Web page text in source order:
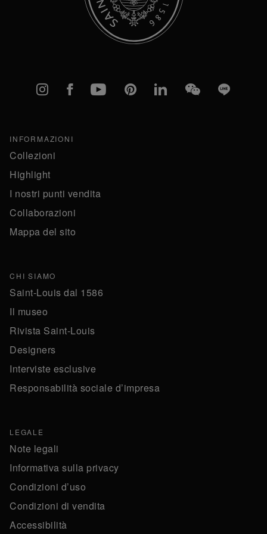
Instagram
FacebookYouTubePinterestlinkedInWeChatLine
INFORMAZIONI
Collezioni
Highlight
I nostri punti vendita
Collaborazioni
Mappa del sito
CHI SIAMO
Saint-Louis dal 1586
Il museo
Rivista Saint-Louis
Designers
Interviste esclusive
Responsabilità sociale d’impresa
LEGALE
Note legali
Informativa sulla privacy
Condizioni d’uso
Condizioni di vendita
Accessibilità